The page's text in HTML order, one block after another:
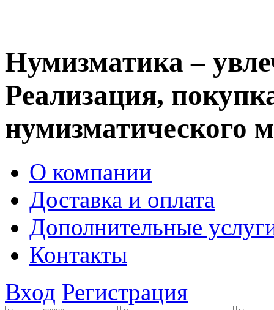
Нумизматика –
Реализация,
нумизматического
О компании
Доставка и оплата
Дополнительные
Контакты
Вход Регистрация